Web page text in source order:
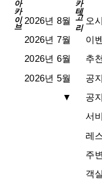
아카이브 2026년 8월
2026년 7월
2026년 6월
2026년 5월
▼
카테고리 오
이
추
공
공
서
레
주
객실